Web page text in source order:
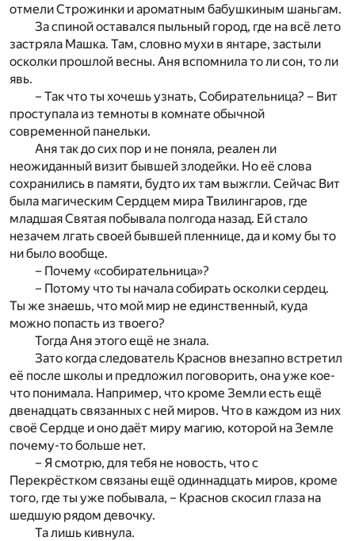
отмели Строжинки и ароматным бабушкиным шаньгам.
За спиной оставался пыльный город, где на всё лето
застряла Машка. Там, словно мухи в янтаре, застыли
осколки прошлой весны. Аня вспомнила то ли сон, то ли
явь.
– Так что ты хочешь узнать, Собирательница? – Вит
проступала из темноты в комнате обычной
современной панельки.
Аня так до сих пор и не поняла, реален ли
неожиданный визит бывшей злодейки. Но её слова
сохранились в памяти, будто их там выжгли. Сейчас Вит
была магическим Сердцем мира Твилингаров, где
младшая Святая побывала полгода назад. Ей стало
незачем лгать своей бывшей пленнице, да и кому бы то
ни было вообще.
– Почему «собирательница»?
– Потому что ты начала собирать осколки сердец.
Ты же знаешь, что мой мир не единственный, куда
можно попасть из твоего?
Тогда Аня этого ещё не знала.
Зато когда следователь Краснов внезапно встретил
её после школы и предложил поговорить, она уже кое-
что понимала. Например, что кроме Земли есть ещё
двенадцать связанных с ней миров. Что в каждом из них
своё Сердце и оно даёт миру магию, которой на Земле
почему-то больше нет.
– Я смотрю, для тебя не новость, что с
Перекрёстком связаны ещё одиннадцать миров, кроме
того, где ты уже побывала, – Краснов скосил глаза на
шедшую рядом девочку.
Та лишь кивнула.